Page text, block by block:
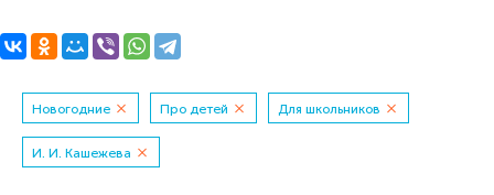
Новогодние Про детей Для школьников
И. И. Кашежева